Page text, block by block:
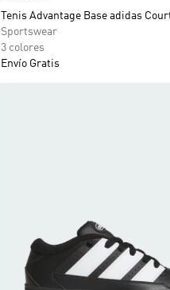
Tenis Advantage Base adidas
Sportswear
3 colores
Envío Gratis